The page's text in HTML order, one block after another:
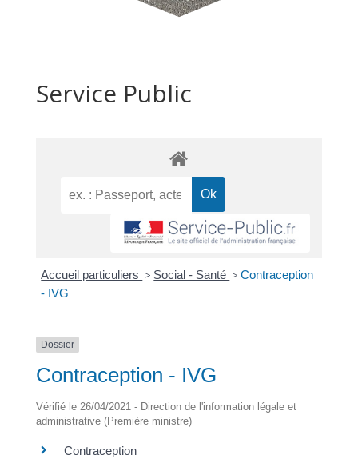
Service Public
Accueil particuliers > Social - Santé > Contraception
- IVG
Dossier
Contraception - IVG
Vérifié le 26/04/2021 - Direction de l'information légale et
administrative (Première ministre)
Contraception